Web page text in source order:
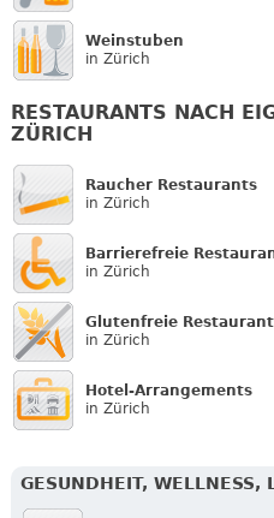
Weinstuben
in Zürich
RESTAURANTS NACH
ZÜRICH
Raucher Restaurants
in Zürich
Barrierefreie
in Zürich
Glutenfreie
in Zürich
Hotel-Arrangements
in Zürich
GESUNDHEIT, WELLNESS,